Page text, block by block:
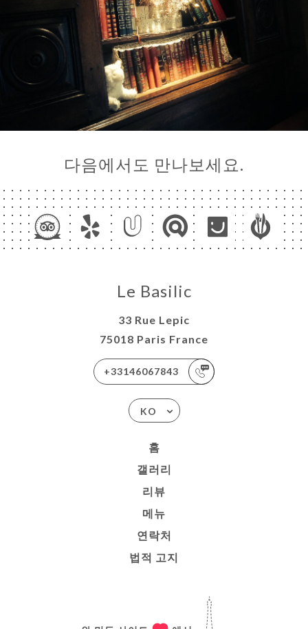
다음에서도 만나보세요.
Le Basilic
33 Rue Lepic
75018 Paris France
+33146067843
KO
홈
갤러리
리뷰
메뉴
연락처
법적 고지